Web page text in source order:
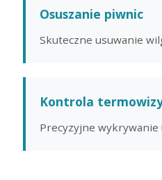
Osuszanie piwnic
Skuteczne usuwanie
Kontrola
Precyzyjne